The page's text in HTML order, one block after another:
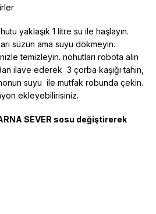
yaklaşık 1 litre su ile haşlayın.
süzün ama suyu dökmeyin.
temizleyin. nohutları robota alın
ilave ederek 3 çorba kaşığı tahin,
suyu ile mutfak robunda çekin.
ekleyebilirisiniz.
SEVER sosu değiştirerek